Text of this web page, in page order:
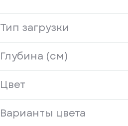
Тип загрузки
Глубина (см)
Цвет
Варианты цвета